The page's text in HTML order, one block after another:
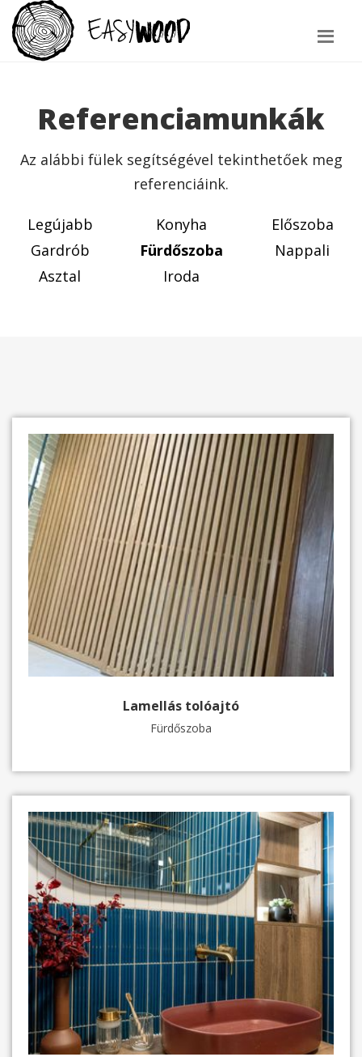
Referenciamunkák
Az alábbi fülek segítségével tekinthetőek meg
referenciáink.
Legújabb Konyha
Előszoba
Gardrób
Fürdőszoba
Nappali
Asztal
Iroda
Lamellás tolóajtó
Fürdőszoba